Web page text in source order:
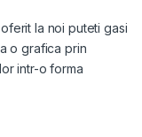
la noi puteti gasi
o grafica prin
intr-o forma